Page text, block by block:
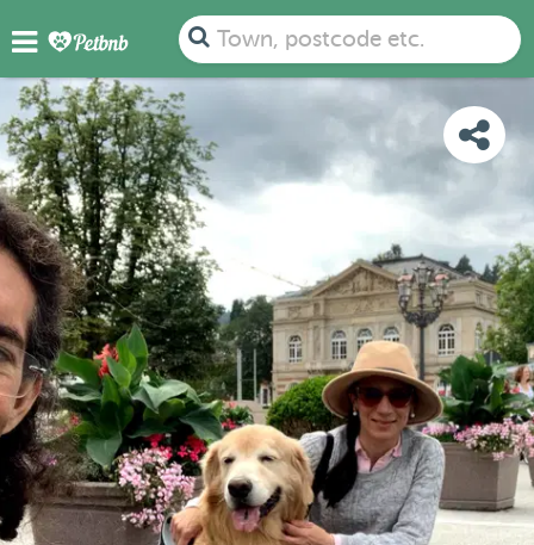
Town, postcode etc.
PHOTOS REVIEWS